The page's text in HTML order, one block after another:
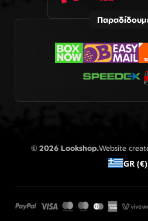
© 2026 Lookshop.Website
GR (€)